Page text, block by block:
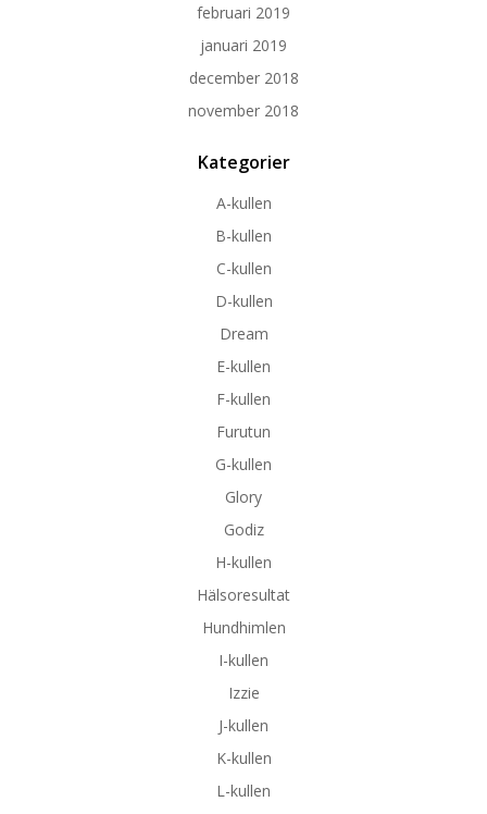
februari 2019
januari 2019
december 2018
november 2018
Kategorier
A-kullen
B-kullen
C-kullen
D-kullen
Dream
E-kullen
F-kullen
Furutun
G-kullen
Glory
Godiz
H-kullen
Hälsoresultat
Hundhimlen
I-kullen
Izzie
J-kullen
K-kullen
L-kullen